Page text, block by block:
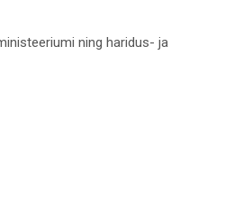
ning haridus- ja